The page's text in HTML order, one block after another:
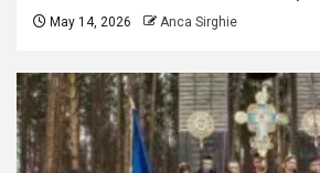
May 14, 2026 Anca Sirghie